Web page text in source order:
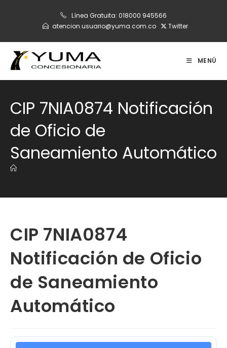
Línea Gratuita: 018000 945566
atencion.usuario@yuma.com.co
Twitter
MENÚ
CIP 7NIA0874 Notificación
de Oficio de
Saneamiento Automático
CIP 7NIA0874
Notificación de Oficio
de Saneamiento
Automático